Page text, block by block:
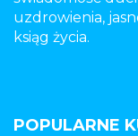
uzdrowienia,
ksiąg życia.
POPULARNE